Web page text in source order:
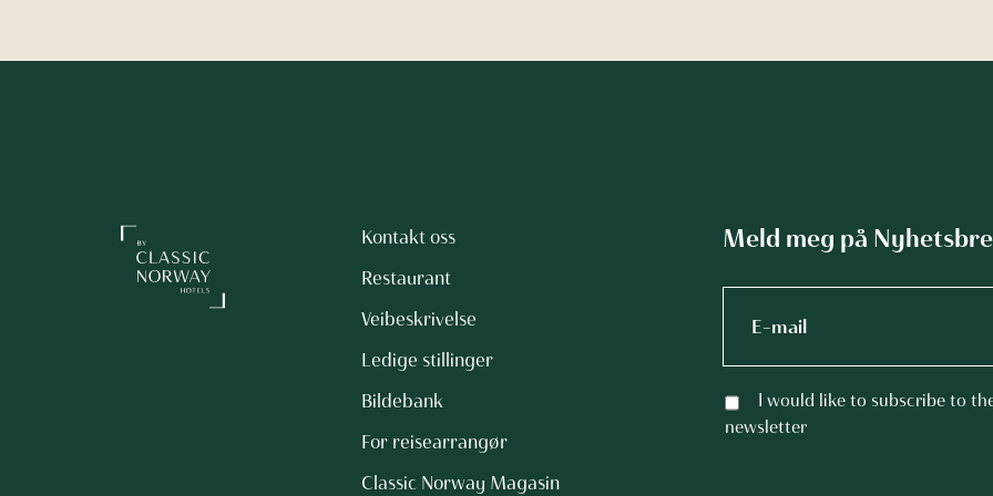
Kontakt oss
Restaurant
Veibeskrivelse
Ledige stillinger
Bildebank
For reisearrangør
Classic Norway Magasin
Meld meg på
I would like to subscribe to
newsletter